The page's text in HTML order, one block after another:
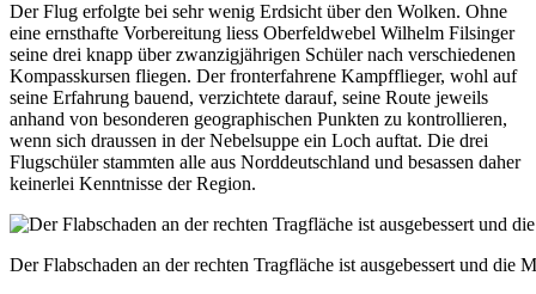
Der Flug erfolgte bei sehr wenig Erdsicht über den Wolken. Ohne
eine ernsthafte Vorbereitung liess Oberfeldwebel Wilhelm Filsinger
seine drei knapp über zwanzigjährigen Schüler nach verschiedenen
Kompasskursen fliegen. Der fronterfahrene Kampfflieger, wohl auf
seine Erfahrung bauend, verzichtete darauf, seine Route jeweils
anhand von besonderen geographischen Punkten zu kontrollieren,
wenn sich draussen in der Nebelsuppe ein Loch auftat. Die drei
Flugschüler stammten alle aus Norddeutschland und besassen daher
keinerlei Kenntnisse der Region.
Der Flabschaden an der rechten Tragfläche ist ausgebessert und die